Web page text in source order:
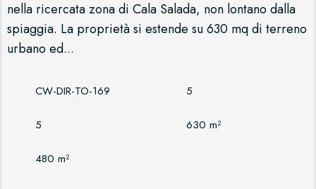
nella ricercata zona di Cala Salada, non lontano dalla
spiaggia. La proprietà si estende su 630 mq di terreno
urbano ed...
CW-DIR-TO-169 5
5 630 m²
480 m²